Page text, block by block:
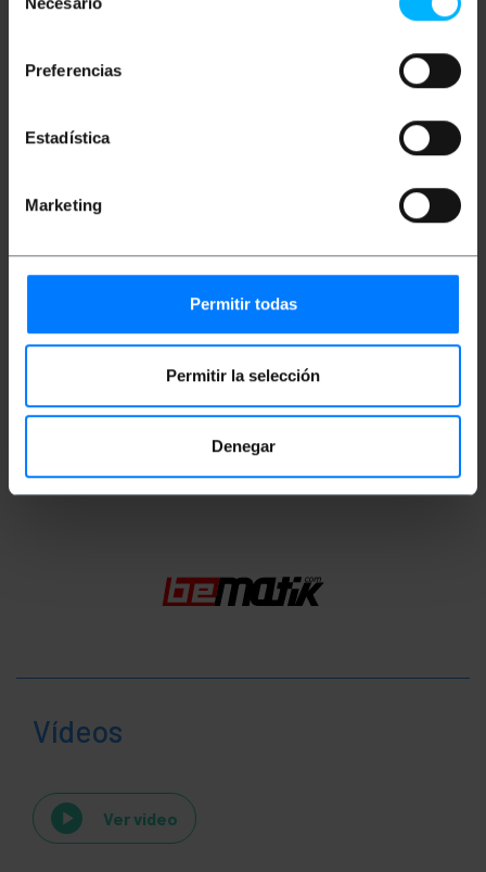
Preferencias
Estadística
Marketing
Permitir todas
Permitir la selección
Denegar
MHz.
Medidas del producto (ancho x profundidad x
alto): 11.0 x 11.0 x 2.0 cm
Ficha de producto 1
Vídeos
Ver video